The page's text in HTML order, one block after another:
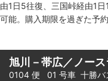
由1日5往復、三国峠経由1
可能。購入期限を過ぎた予
旭川－帯広／ノー
0104 便 01 号車 十勝バ